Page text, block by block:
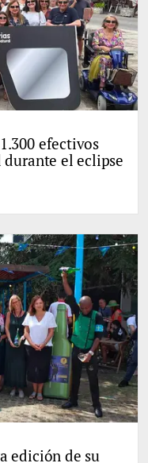
efectivos
el eclipse
edición de su